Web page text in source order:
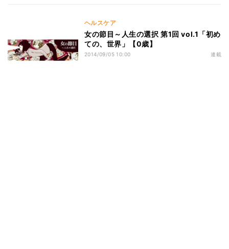
ヘルスケア
女の節目～人生の選択 第1回 vol.1「初め
ての、世界」【0歳】
2014/09/05 10:00 連載